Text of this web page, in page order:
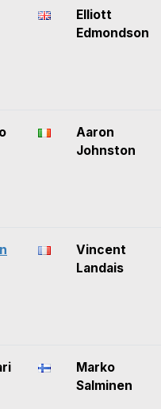
Elliott
Edmondson
Aaron
Johnston
Vincent
Landais
Marko
Salminen